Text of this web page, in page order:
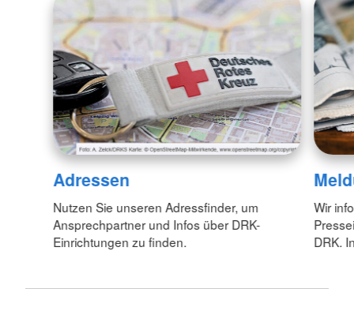
Adressen
Nutzen Sie unseren Adressfinder, um
Ansprechpartner und Infos über DRK-
Einrichtungen zu finden.
Wir
DRK.